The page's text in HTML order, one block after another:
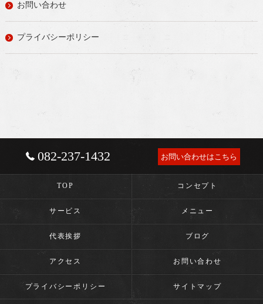
お問い合わせ
プライバシーポリシー
082-237-1432 お問い合わせはこちら
TOP コンセプト
サービス メニュー
代表挨拶 ブログ
アクセス お問い合わせ
プライバシーポリシー サイトマップ